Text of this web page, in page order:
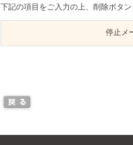
下記の項目をご入力の上、削除ボタ
停止メ